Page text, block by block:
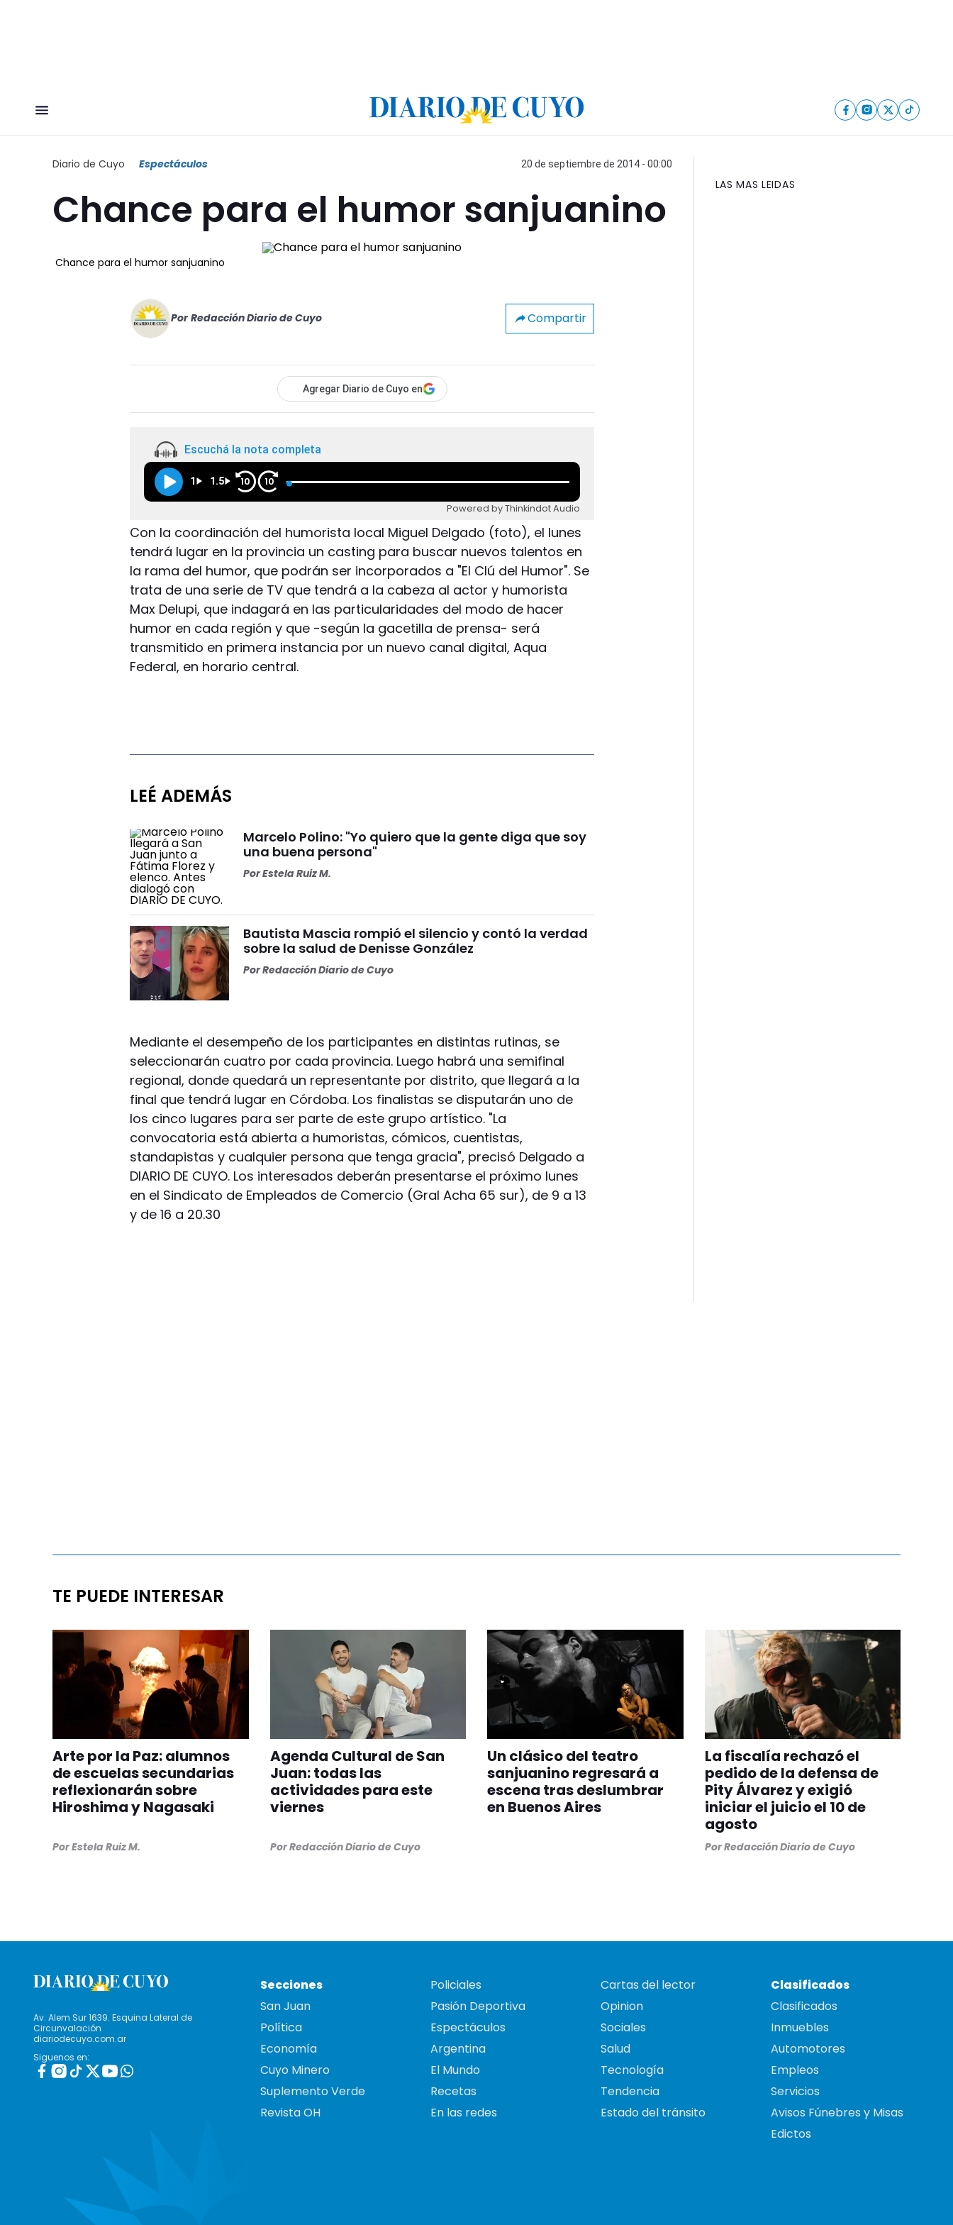
Diario de Cuyo Espectáculos 20 de septiembre de 2014 - 00:00
Chance para el humor sanjuanino
Chance para el humor sanjuanino
Por Redacción Diario de Cuyo Compartir
Agregar Diario de Cuyo en
Escuchá la nota completa
1 1.5 10 10
Powered by Thinkindot Audio
Con la coordinación del humorista local Miguel Delgado (foto), el lunes
tendrá lugar en la provincia un casting para buscar nuevos talentos en
la rama del humor, que podrán ser incorporados a "El Clú del Humor". Se
trata de una serie de TV que tendrá a la cabeza al actor y humorista
Max Delupi, que indagará en las particularidades del modo de hacer
humor en cada región y que -según la gacetilla de prensa- será
transmitido en primera instancia por un nuevo canal digital, Aqua
Federal, en horario central.
LEÉ ADEMÁS
Marcelo Polino: "Yo quiero que la gente diga que soy
una buena persona"
PorEstela Ruiz M.
Bautista Mascia rompió el silencio y contó la verdad
sobre la salud de Denisse González
PorRedacción Diario de Cuyo
Mediante el desempeño de los participantes en distintas rutinas, se
seleccionarán cuatro por cada provincia. Luego habrá una semifinal
regional, donde quedará un representante por distrito, que llegará a la
final que tendrá lugar en Córdoba. Los finalistas se disputarán uno de
los cinco lugares para ser parte de este grupo artístico. "La
convocatoria está abierta a humoristas, cómicos, cuentistas,
standapistas y cualquier persona que tenga gracia", precisó Delgado a
DIARIO DE CUYO. Los interesados deberán presentarse el próximo lunes
en el Sindicato de Empleados de Comercio (Gral Acha 65 sur), de 9 a 13
y de 16 a 20.30
LAS MAS LEIDAS
TE PUEDE INTERESAR
Arte por la Paz: alumnos
de escuelas secundarias
reflexionarán sobre
Hiroshima y Nagasaki
PorEstela Ruiz M.
Agenda Cultural de San
Juan: todas las
actividades para este
viernes
PorRedacción Diario de Cuyo
Un clásico del teatro
sanjuanino regresará a
escena tras deslumbrar
en Buenos Aires
La fiscalía rechazó el
pedido de la defensa de
Pity Álvarez y exigió
iniciar el juicio el 10 de
agosto
PorRedacción Diario de Cuyo
Av. Alem Sur 1639. Esquina Lateral de
Circunvalación
diariodecuyo.com.ar
Siguenos en:
Secciones
San Juan
Política
Economía
Cuyo Minero
Suplemento Verde
Revista OH
Policiales
Pasión Deportiva
Espectáculos
Argentina
El Mundo
Recetas
En las redes
Cartas del lector
Opinion
Sociales
Salud
Tecnología
Tendencia
Estado del tránsito
Clasificados
Clasificados
Inmuebles
Automotores
Empleos
Servicios
Avisos Fúnebres y Misas
Edictos